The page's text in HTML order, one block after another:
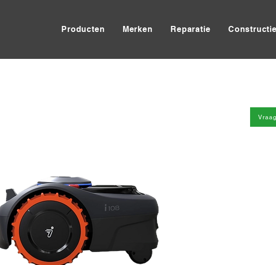
Producten Merken Reparatie Constructie